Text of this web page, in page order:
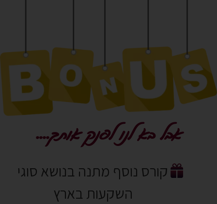
אבל בא לנו לפנק אותך....
קורס נוסף מתנה בנושא סוגי
השקעות בארץ